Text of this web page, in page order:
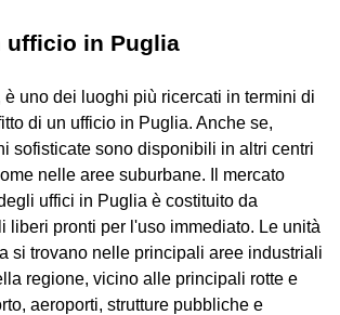
ufficio in Puglia
è uno dei luoghi più ricercati in termini di
di un ufficio in Puglia. Anche se,
sofisticate sono disponibili in altri centri
nelle aree suburbane. Il mercato
uffici in Puglia è costituito da
liberi pronti per l'uso immediato. Le unità
si trovano nelle principali aree industriali
regione, vicino alle principali rotte e
aeroporti, strutture pubbliche e